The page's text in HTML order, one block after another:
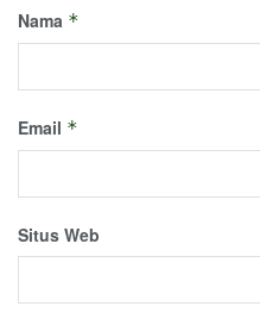
Nama *
Email *
Situs Web